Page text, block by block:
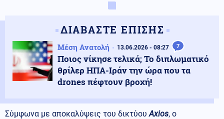
ΔΙΑΒΑΣΤΕ ΕΠΙΣΗΣ
Μέση Ανατολή 13.06.2026 - 08:27 7
Ποιος νίκησε τελικά; Το διπλωματικό
θρίλερ ΗΠΑ-Ιράν την ώρα που τα
drones πέφτουν βροχή!
Σύμφωνα με αποκαλύψεις του δικτύουAxios, ο